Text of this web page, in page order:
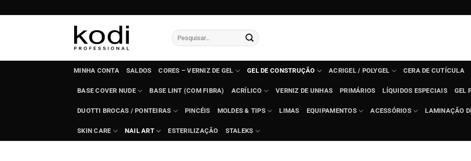
to
Pesquisar
por:
MINHA CONTA SALDOS CORES – VERNIZ DE GEL GEL DE CONSTRUÇÃO ACRIGEL / POLYGEL CERA DE CUTÍCULA
BASE COVER NUDE BASE LINT (COM FIBRA) ACRÍLICO VERNIZ DE UNHAS PRIMÁRIOS LÍQUIDOS ESPECIAIS GEL
DUOTTI BROCAS / PONTEIRAS PINCÉIS MOLDES & TIPS LIMAS EQUIPAMENTOS ACESSÓRIOS LAMINAÇÃO
SKIN CARE NAIL ART ESTERILIZAÇÃO STALEKS